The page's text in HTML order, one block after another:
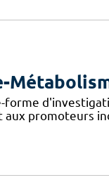
forme
aux promoteurs